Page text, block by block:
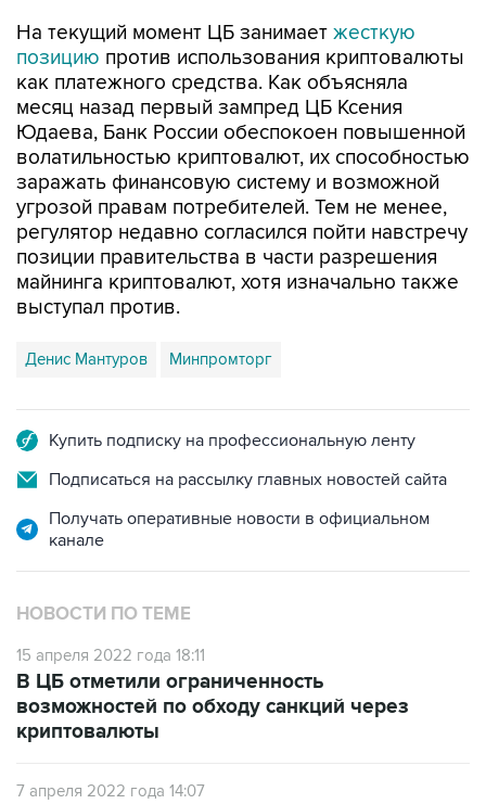
На текущий момент ЦБ занимает жесткую
позицию против использования криптовалюты
как платежного средства. Как объясняла
месяц назад первый зампред ЦБ Ксения
Юдаева, Банк России обеспокоен повышенной
волатильностью криптовалют, их способностью
заражать финансовую систему и возможной
угрозой правам потребителей. Тем не менее,
регулятор недавно согласился пойти навстречу
позиции правительства в части разрешения
майнинга криптовалют, хотя изначально также
выступал против.
Денис Мантуров Минпромторг
Купить подписку на профессиональную ленту
Подписаться на рассылку главных новостей сайта
Получать оперативные новости в официальном
канале
НОВОСТИ ПО ТЕМЕ
15 апреля 2022 года 18:11
В ЦБ отметили ограниченность
возможностей по обходу санкций через
криптовалюты
7 апреля 2022 года 14:07